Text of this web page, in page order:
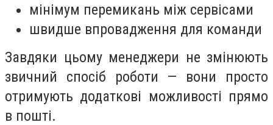
мінімум перемикань між сервісами
швидше впровадження для команди
Завдяки цьому менеджери не змінюють
звичний спосіб роботи — вони просто
отримують додаткові можливості прямо
в пошті.